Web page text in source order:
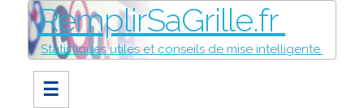
RemplirSaGrille.fr
Statistiques utiles et conseils de mise intelligente.
☰